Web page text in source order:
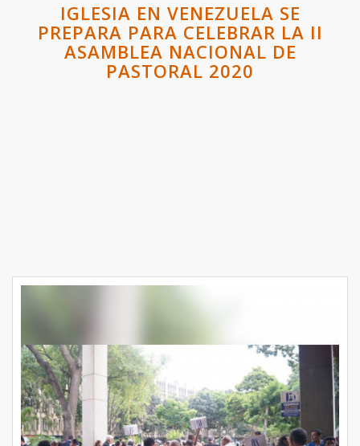
IGLESIA EN VENEZUELA SE
PREPARA PARA CELEBRAR LA II
ASAMBLEA NACIONAL DE
PASTORAL 2020